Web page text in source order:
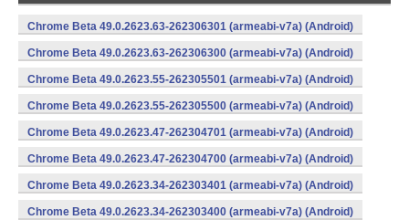
Chrome Beta 49.0.2623.63-262306301 (armeabi-v7a) (Android)
Chrome Beta 49.0.2623.63-262306300 (armeabi-v7a) (Android)
Chrome Beta 49.0.2623.55-262305501 (armeabi-v7a) (Android)
Chrome Beta 49.0.2623.55-262305500 (armeabi-v7a) (Android)
Chrome Beta 49.0.2623.47-262304701 (armeabi-v7a) (Android)
Chrome Beta 49.0.2623.47-262304700 (armeabi-v7a) (Android)
Chrome Beta 49.0.2623.34-262303401 (armeabi-v7a) (Android)
Chrome Beta 49.0.2623.34-262303400 (armeabi-v7a) (Android)